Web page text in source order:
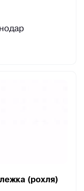
(рохля)